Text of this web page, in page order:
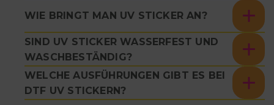
WIE BRINGT MAN UV STICKER AN?
SIND UV STICKER WASSERFEST UND
WASCHBESTÄNDIG?
WELCHE AUSFÜHRUNGEN GIBT ES BEI
DTF UV STICKERN?